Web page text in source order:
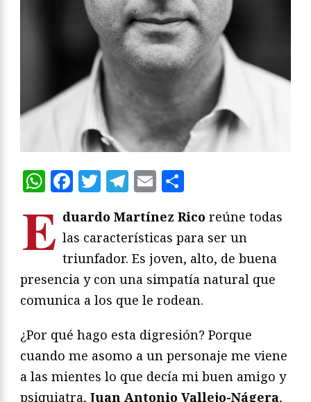
WhatsApp
Facebook
Twitter
Telegram
Email
E duardo Martínez Rico reúne todas
las características para ser un
triunfador. Es joven, alto, de buena
presencia y con una simpatía natural que
comunica a los que le rodean.
¿Por qué hago esta digresión? Porque
cuando me asomo a un personaje me viene
a las mientes lo que decía mi buen amigo y
psiquiatra, Juan Antonio Vallejo-Nágera,